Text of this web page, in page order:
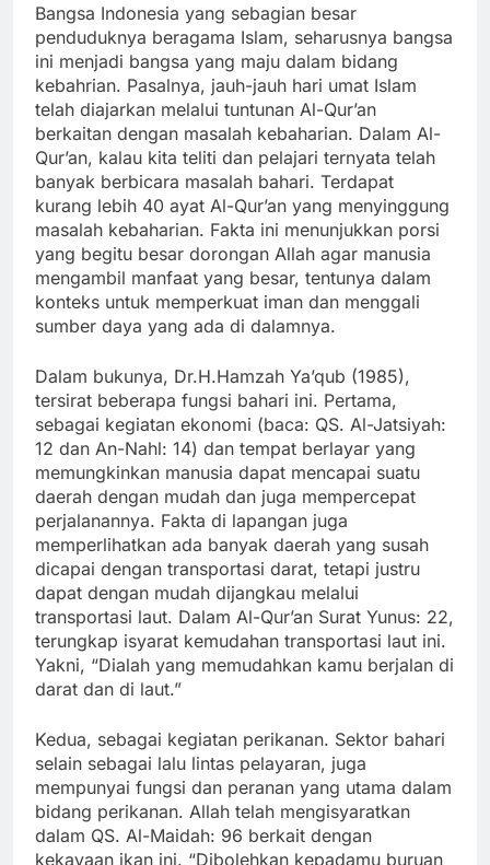
Bangsa Indonesia yang sebagian besar
penduduknya beragama Islam, seharusnya bangsa
ini menjadi bangsa yang maju dalam bidang
kebahrian. Pasalnya, jauh-jauh hari umat Islam
telah diajarkan melalui tuntunan Al-Qur’an
berkaitan dengan masalah kebaharian. Dalam Al-
Qur’an, kalau kita teliti dan pelajari ternyata telah
banyak berbicara masalah bahari. Terdapat
kurang lebih 40 ayat Al-Qur’an yang menyinggung
masalah kebaharian. Fakta ini menunjukkan porsi
yang begitu besar dorongan Allah agar manusia
mengambil manfaat yang besar, tentunya dalam
konteks untuk memperkuat iman dan menggali
sumber daya yang ada di dalamnya.
Dalam bukunya, Dr.H.Hamzah Ya’qub (1985),
tersirat beberapa fungsi bahari ini. Pertama,
sebagai kegiatan ekonomi (baca: QS. Al-Jatsiyah:
12 dan An-Nahl: 14) dan tempat berlayar yang
memungkinkan manusia dapat mencapai suatu
daerah dengan mudah dan juga mempercepat
perjalanannya. Fakta di lapangan juga
memperlihatkan ada banyak daerah yang susah
dicapai dengan transportasi darat, tetapi justru
dapat dengan mudah dijangkau melalui
transportasi laut. Dalam Al-Qur’an Surat Yunus: 22,
terungkap isyarat kemudahan transportasi laut ini.
Yakni, “Dialah yang memudahkan kamu berjalan di
darat dan di laut.”
Kedua, sebagai kegiatan perikanan. Sektor bahari
selain sebagai lalu lintas pelayaran, juga
mempunyai fungsi dan peranan yang utama dalam
bidang perikanan. Allah telah mengisyaratkan
dalam QS. Al-Maidah: 96 berkait dengan
kekayaan ikan ini. “Dibolehkan kepadamu buruan